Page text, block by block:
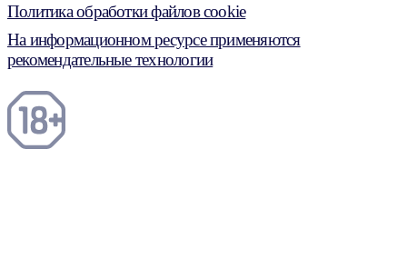
Политика обработки файлов cookie
На информационном ресурсе применяются
рекомендательные технологии